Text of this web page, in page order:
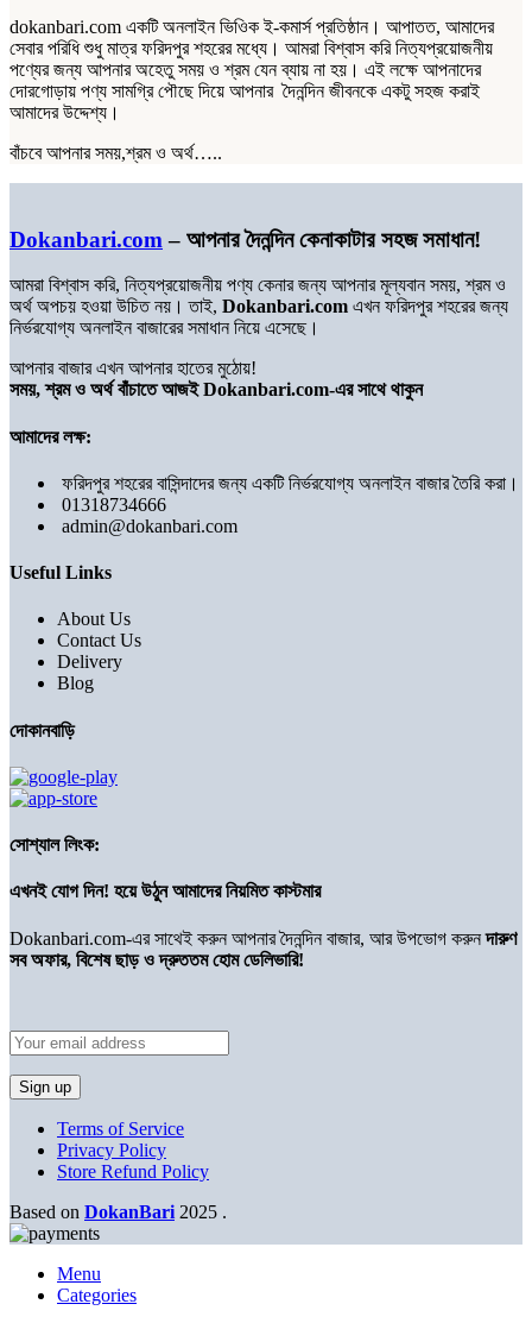
dokanbari.com একটি অনলাইন ভিওিক ই-কমার্স প্রতিষ্ঠান। আপাতত, আমাদের
সেবার পরিধি শুধু মাত্র ফরিদপুর শহরের মধ্যে। আমরা বিশ্বাস করি নিত্যপ্রয়োজনীয়
পণ্যের জন্য আপনার অহেতু সময় ও শ্রম যেন ব্যায় না হয়। এই লক্ষে আপনাদের
দোরগোড়ায় পণ্য সামগ্রি পৌছে দিয়ে আপনার দৈনন্দিন জীবনকে একটু সহজ করাই
আমাদের উদ্দেশ্য।
বাঁচবে আপনার সময়,শ্রম ও অর্থ…..
Dokanbari.com – আপনার দৈনন্দিন কেনাকাটার সহজ সমাধান!
আমরা বিশ্বাস করি, নিত্যপ্রয়োজনীয় পণ্য কেনার জন্য আপনার মূল্যবান সময়, শ্রম ও
অর্থ অপচয় হওয়া উচিত নয়। তাই, Dokanbari.com এখন ফরিদপুর শহরের জন্য
নির্ভরযোগ্য অনলাইন বাজারের সমাধান নিয়ে এসেছে।
আপনার বাজার এখন আপনার হাতের মুঠোয়!
সময়, শ্রম ও অর্থ বাঁচাতে আজই Dokanbari.com-এর সাথে থাকুন
আমাদের লক্ষ:
ফরিদপুর শহরের বাসিন্দাদের জন্য একটি নির্ভরযোগ্য অনলাইন বাজার তৈরি করা।
01318734666
admin@dokanbari.com
Useful Links
About Us
Contact Us
Delivery
Blog
দোকানবাড়ি
সোশ্যাল লিংক:
এখনই যোগ দিন! হয়ে উঠুন আমাদের নিয়মিত কাস্টমার
Dokanbari.com-এর সাথেই করুন আপনার দৈনন্দিন বাজার, আর উপভোগ করুনদারুণ
সব অফার, বিশেষ ছাড় ও দ্রুততম হোম ডেলিভারি!
Terms of Service
Privacy Policy
Store Refund Policy
Based on DokanBari 2025 .
Menu
Categories